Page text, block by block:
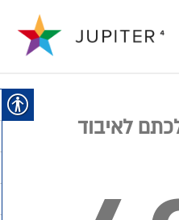
לאיבוד